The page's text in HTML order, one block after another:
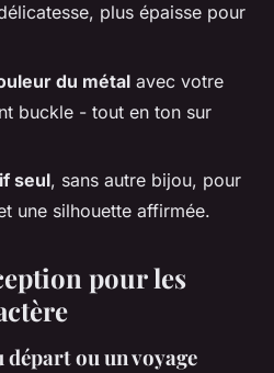
plus épaisse pour
du métal avec votre
buckle - tout en ton sur
seul, sans autre bijou, pour
une silhouette affirmée.
pour les
ou un voyage